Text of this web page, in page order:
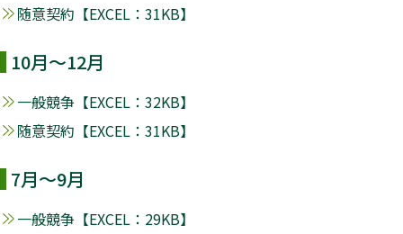
随意契約【EXCEL：31KB】
10月～12月
一般競争【EXCEL：32KB】
随意契約【EXCEL：31KB】
7月～9月
一般競争【EXCEL：29KB】